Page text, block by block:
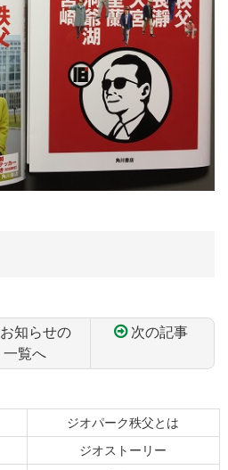
お知らせの
一覧へ
次の記事
ジオパーク秩父とは
ジオストーリー